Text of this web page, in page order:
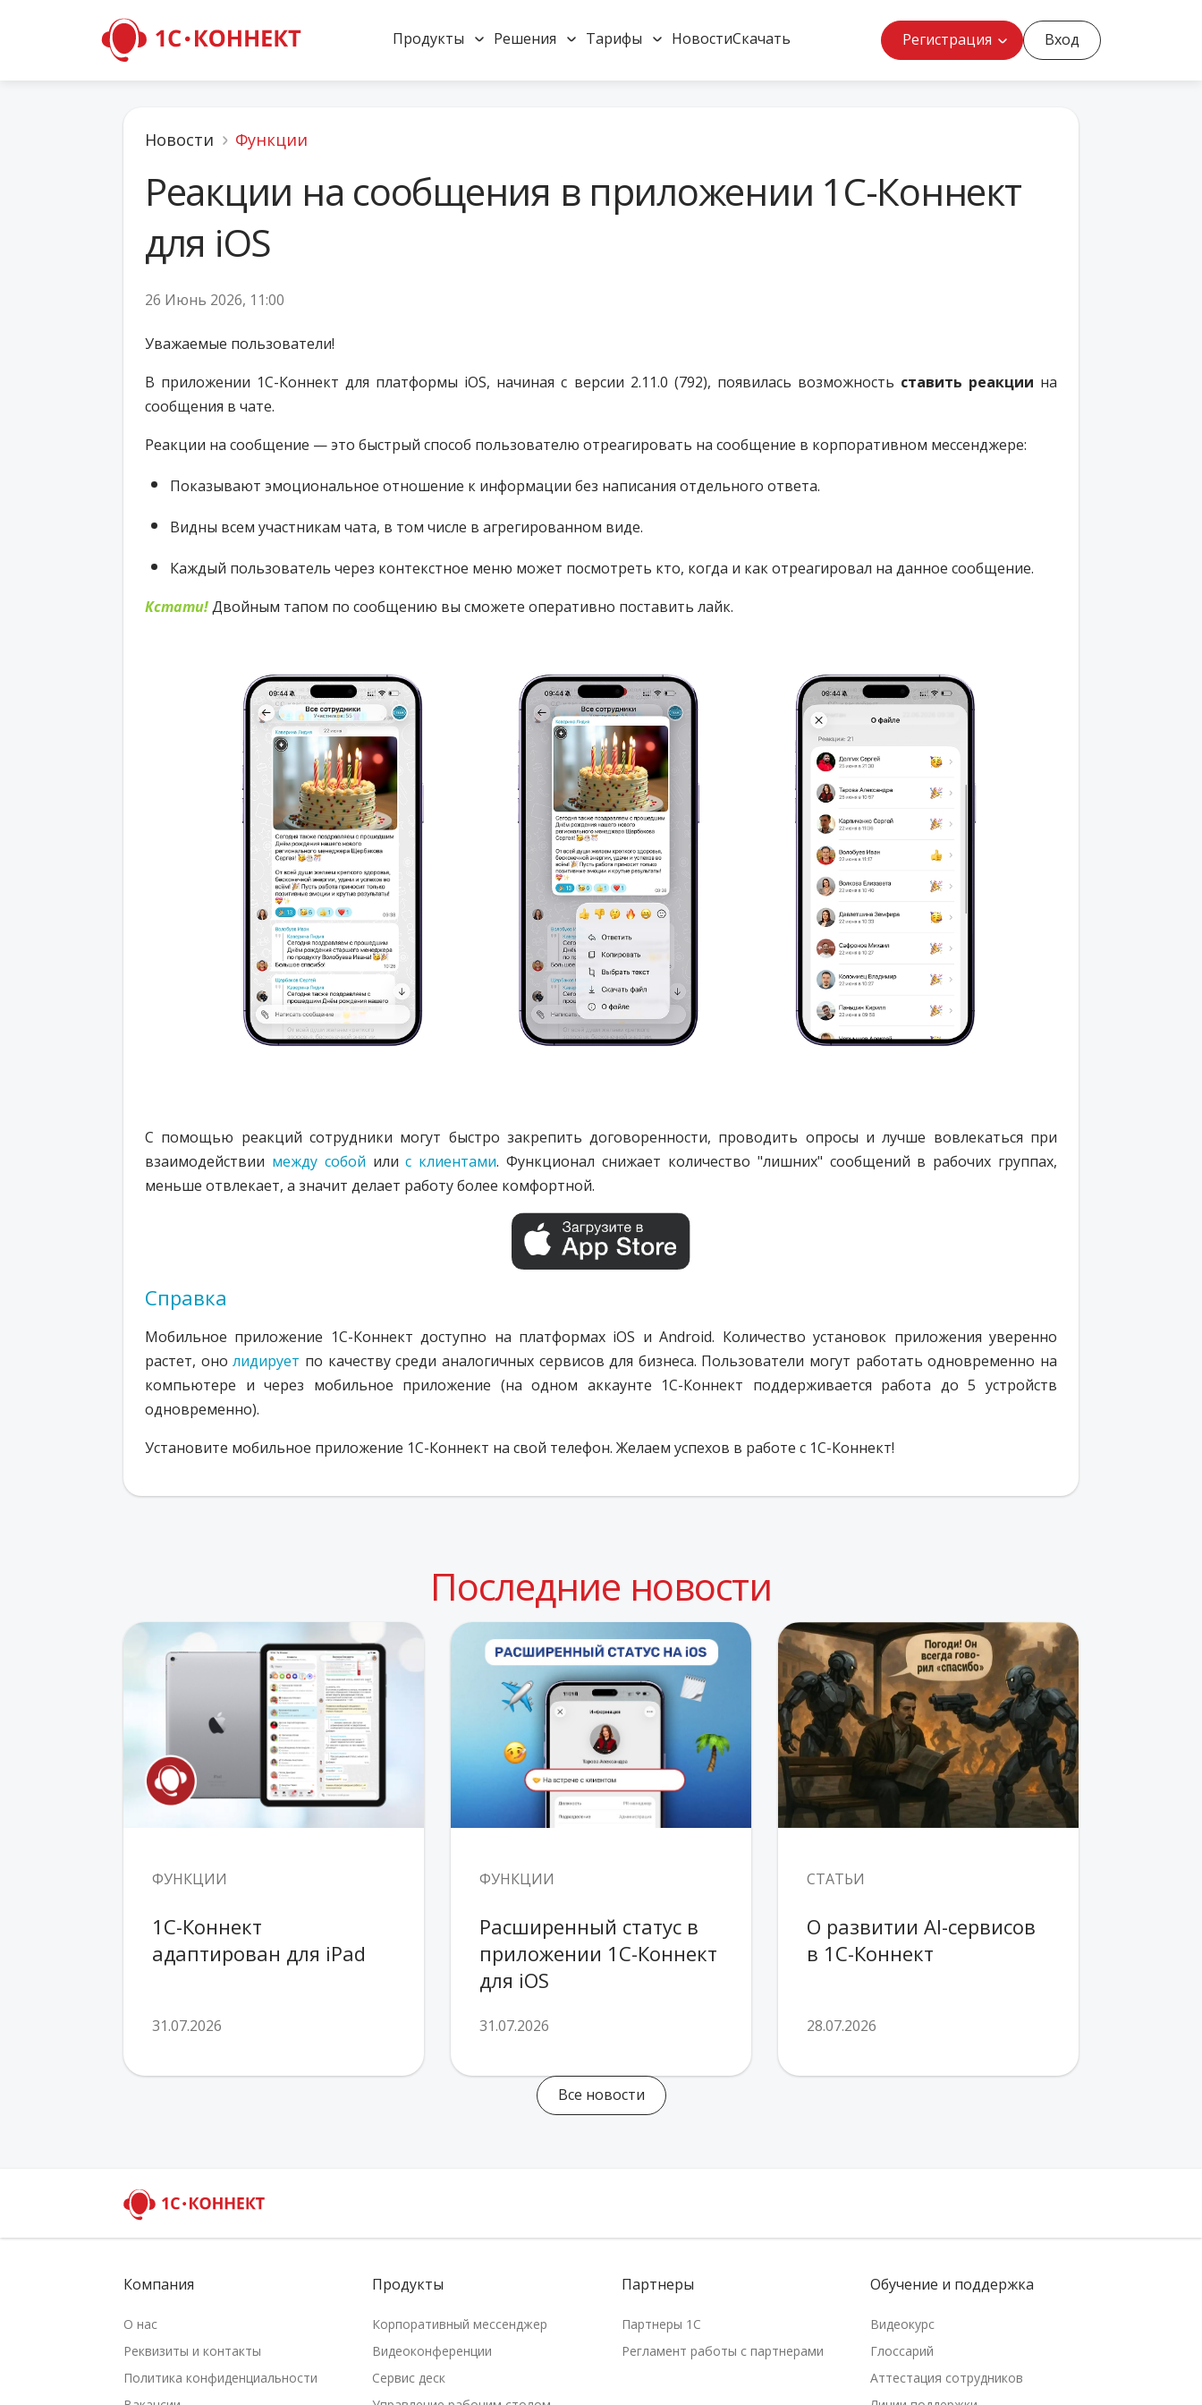
Продукты Решения Тарифы НовостиСкачать Регистрация Вход
Новости Функции
Реакции на сообщения в приложении 1С-Коннект
для iOS
26 Июнь 2026, 11:00
Уважаемые пользователи!
В приложении 1С-Коннект для платформы iOS, начиная с версии 2.11.0 (792), появилась возможность ставить реакции на
сообщения в чате.
Реакции на сообщение — это быстрый способ пользователю отреагировать на сообщение в корпоративном мессенджере:
Показывают эмоциональное отношение к информации без написания отдельного ответа.
Видны всем участникам чата, в том числе в агрегированном виде.
Каждый пользователь через контекстное меню может посмотреть кто, когда и как отреагировал на данное сообщение.
Кстати!Двойным тапом по сообщению вы сможете оперативно поставить лайк.
С помощью реакций сотрудники могут быстро закрепить договоренности, проводить опросы и лучше вовлекаться при
взаимодействии между собой илис клиентами. Функционал снижает количество "лишних" сообщений в рабочих группах,
меньше отвлекает, а значит делает работу более комфортной.
Справка
Мобильное приложение 1С-Коннект доступно на платформах iOS и Android. Количество установок приложения уверенно
растет, онолидирует по качеству среди аналогичных сервисов для бизнеса. Пользователи могут работать одновременно на
компьютере и через мобильное приложение (на одном аккаунте 1С-Коннект поддерживается работа до 5 устройств
одновременно).
Установите мобильное приложение 1С-Коннект на свой телефон. Желаем успехов в работе с 1С-Коннект!
Последние новости
ФУНКЦИИ
1С-Коннект
адаптирован для iPad
31.07.2026
ФУНКЦИИ
Расширенный статус в
приложении 1С-Коннект
для iOS
31.07.2026
СТАТЬИ
О развитии AI-сервисов
в 1С-Коннект
28.07.2026
Все новости
Компания
О нас
Реквизиты и контакты
Политика конфиденциальности
Продукты
Корпоративный мессенджер
Видеоконференции
Сервис деск
Партнеры
Партнеры 1С
Регламент работы с партнерами
Обучение и поддержка
Видеокурс
Глоссарий
Аттестация сотрудников